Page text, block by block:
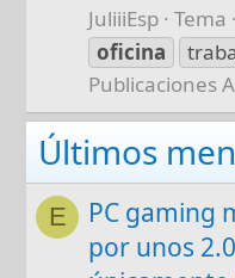
JuliiiEsp Tema
oficina
Publicaciones
Últimos
E
PC gaming
por unos